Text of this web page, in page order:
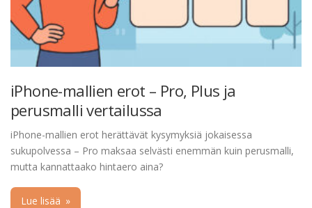
iPhone-mallien erot – Pro, Plus ja
perusmalli vertailussa
iPhone-mallien erot herättävät kysymyksiä jokaisessa
sukupolvessa – Pro maksaa selvästi enemmän kuin perusmalli,
mutta kannattaako hintaero aina?
Lue lisää »